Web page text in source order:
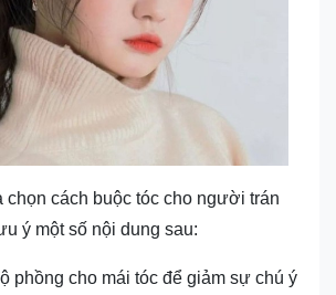
chọn cách buộc tóc cho người trán
ý một số nội dung sau:
phồng cho mái tóc để giảm sự chú ý